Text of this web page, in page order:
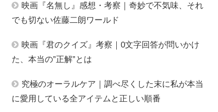
映画『名無し』感想・考察｜奇妙で不気味、それ
でも切ない佐藤二朗ワールド
映画『君のクイズ』考察｜0文字回答が問いかけ
た、本当の”正解”とは
究極のオーラルケア｜調べ尽くした末に私が本当
に愛用している全アイテムと正しい順番